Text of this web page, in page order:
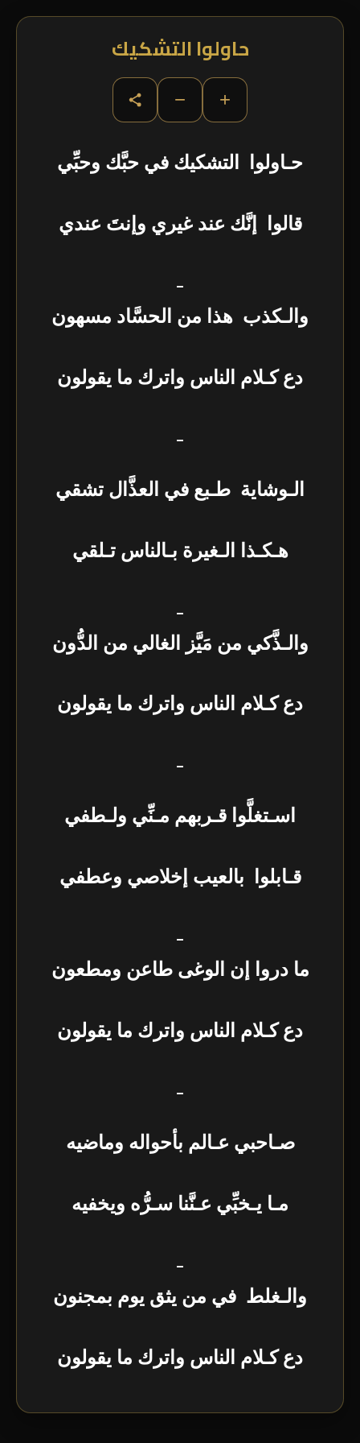
حاولوا التشكيك
+
−
حـاولوا التشكيك في حبَّك وحبِّي
قالوا إنَّك عند غيري وإنتَ عندي
_
والـكذب هذا من الحسَّاد مسهون
دع كـلام الناس واترك ما يقولون
_
الـوشاية طـبع في العذَّال تشقي
هـكـذا الـغيرة بـالناس تـلقي
_
والـذَّكي من مَيَّز الغالي من الدُّون
دع كـلام الناس واترك ما يقولون
_
اسـتغلَّوا قـربهم مـنِّي ولـطفي
قـابلوا بالعيب إخلاصي وعطفي
_
ما دروا إن الوغى طاعن ومطعون
دع كـلام الناس واترك ما يقولون
_
صـاحبي عـالم بأحواله وماضيه
مـا يـخبِّي عـنَّنا سـرُّه ويخفيه
_
والـغلط في من يثق يوم بمجنون
دع كـلام الناس واترك ما يقولون